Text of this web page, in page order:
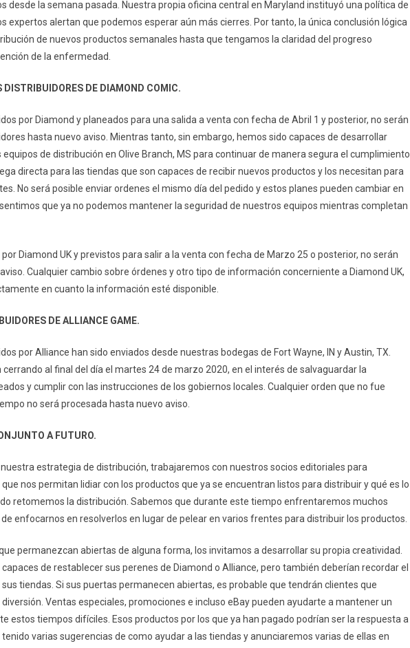
desde la semana pasada. Nuestra propia oficina central en Maryland instituyó una política de
expertos alertan que podemos esperar aún más cierres. Por tanto, la única conclusión lógica
de nuevos productos semanales hasta que tengamos la claridad del progreso
de la enfermedad.
DISTRIBUIDORES DE DIAMOND COMIC.
por Diamond y planeados para una salida a venta con fecha de Abril 1 y posterior, no serán
hasta nuevo aviso. Mientras tanto, sin embargo, hemos sido capaces de desarrollar
de distribución en Olive Branch, MS para continuar de manera segura el cumplimiento
directa para las tiendas que son capaces de recibir nuevos productos y los necesitan para
No será posible enviar ordenes el mismo día del pedido y estos planes pueden cambiar en
que ya no podemos mantener la seguridad de nuestros equipos mientras completan
Diamond UK y previstos para salir a la venta con fecha de Marzo 25 o posterior, no serán
Cualquier cambio sobre órdenes y otro tipo de información concerniente a Diamond UK,
en cuanto la información esté disponible.
DE ALLIANCE GAME.
por Alliance han sido enviados desde nuestras bodegas de Fort Wayne, IN y Austin, TX.
al final del día el martes 24 de marzo 2020, en el interés de salvaguardar la
y cumplir con las instrucciones de los gobiernos locales. Cualquier orden que no fue
no será procesada hasta nuevo aviso.
A FUTURO.
estrategia de distribución, trabajaremos con nuestros socios editoriales para
nos permitan lidiar con los productos que ya se encuentran listos para distribuir y qué es lo
retomemos la distribución. Sabemos que durante este tiempo enfrentaremos muchos
enfocarnos en resolverlos en lugar de pelear en varios frentes para distribuir los productos.
permanezcan abiertas de alguna forma, los invitamos a desarrollar su propia creatividad.
de restablecer sus perenes de Diamond o Alliance, pero también deberían recordar el
tiendas. Si sus puertas permanecen abiertas, es probable que tendrán clientes que
Ventas especiales, promociones e incluso eBay pueden ayudarte a mantener un
estos tiempos difíciles. Esos productos por los que ya han pagado podrían ser la respuesta a
varias sugerencias de como ayudar a las tiendas y anunciaremos varias de ellas en